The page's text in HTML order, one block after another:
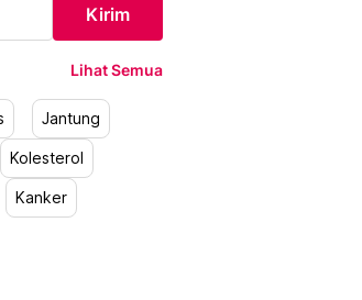
Kirim
Lihat Semua
Jantung
Kolesterol
Kanker